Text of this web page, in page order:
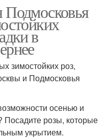
Подмосковья
в
зимостойких роз,
и Подмосковья
осенью и
Посадите розы, которые
укрытием.